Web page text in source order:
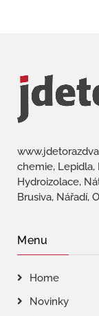
chemie, Lepidla,
Hydroizolace,
Brusiva, Nářadí,
Menu
Home
Novinky